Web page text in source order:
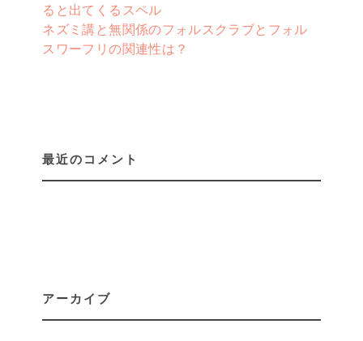
ると出てくるスペル
ネズミ講と無関係のフォルスクラブとフォル
スワーフリの関連性は？
最近のコメント
アーカイブ